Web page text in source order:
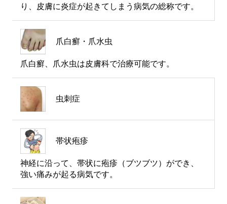
り、皮膚に炎症が起きてしまう病気の総称です。
爪白癬・爪水虫
爪白癬、爪水虫は皮膚科で治療可能です。
虫刺症
帯状疱疹
神経に沿って、帯状に疱疹（ブツブツ）ができ、
強い痛みが起る病気です。